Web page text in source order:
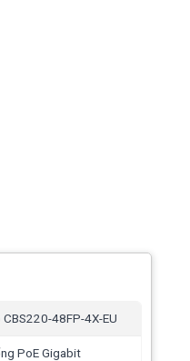
740W số lượng
48FP-4X-EU
PoE Gigabit